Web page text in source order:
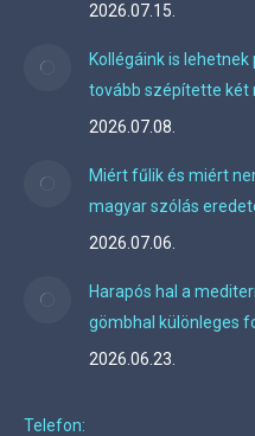
2026.07.15.
Kollégáink is
tovább szépítette két
2026.07.08.
Miért fűlik és miért
magyar szólás
2026.07.06.
Harapós hal a
gömbhal különleges
2026.06.23.
Telefon: